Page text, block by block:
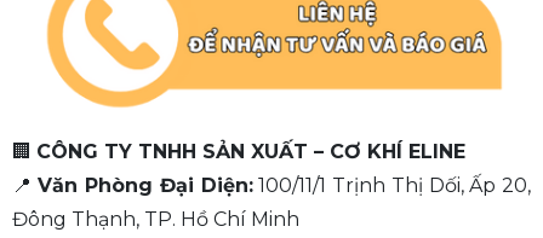
🏢 CÔNG TY TNHH SẢN XUẤT – CƠ KHÍ ELINE
📍Văn Phòng Đại Diện:100/11/1 Trịnh Thị Dối, Ấp 20,
Đông Thạnh, TP. Hồ Chí Minh